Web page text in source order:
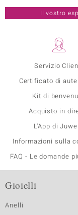
Servizio
Certificato di
Kit di
Acquisto in
L'App di
Informazioni sulla
FAQ - Le domande
Il vostro
Gioielli
Anelli